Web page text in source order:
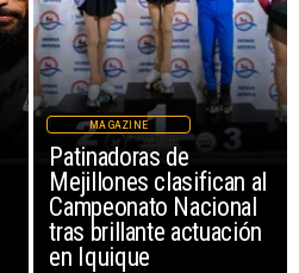
Patinadoras de
Mejillones clasifican al
Campeonato Nacional
tras brillante actuación
en Iquique
MAGAZINE